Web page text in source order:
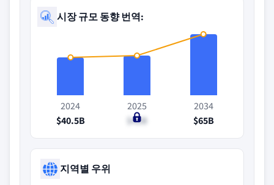
시장 규모 동향 번역:
2024
$40.5B
2025
$42B
2034
$65B
지역별 우위